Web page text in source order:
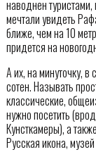
наводнен
мечтали увидеть
ближе, чем на 10
придется на
А их, на минуточку,
сотен. Называть
классические,
нужно посетить
Кунсткамеры), а
Русская икона,